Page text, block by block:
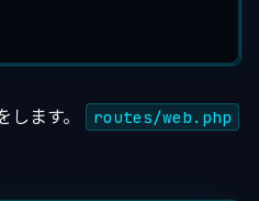
します。 routes/web.php